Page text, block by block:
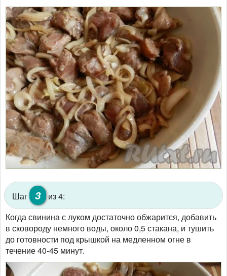
Шаг 3
из 4:
Когда свинина с луком достаточно обжарится, добавить
в сковороду немного воды, около 0,5 стакана, и тушить
до готовности под крышкой на медленном огне в
течение 40-45 минут.